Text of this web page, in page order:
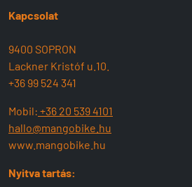
Kapcsolat
9400 SOPRON
Lackner Kristóf u.10.
+36 99 524 341
Mobil: +36 20 539 4101
hallo@mangobike.hu
www.mangobike.hu
Nyitva tartás: